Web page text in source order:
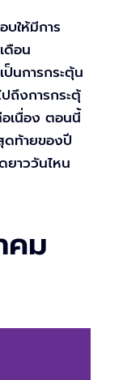
บให้มีการ
ดือน
นการกระตุ้น
ปถึงการกระตุ้
อเนื่อง ตอนนี้
ดท้ายของปี
าววันไหน
คม